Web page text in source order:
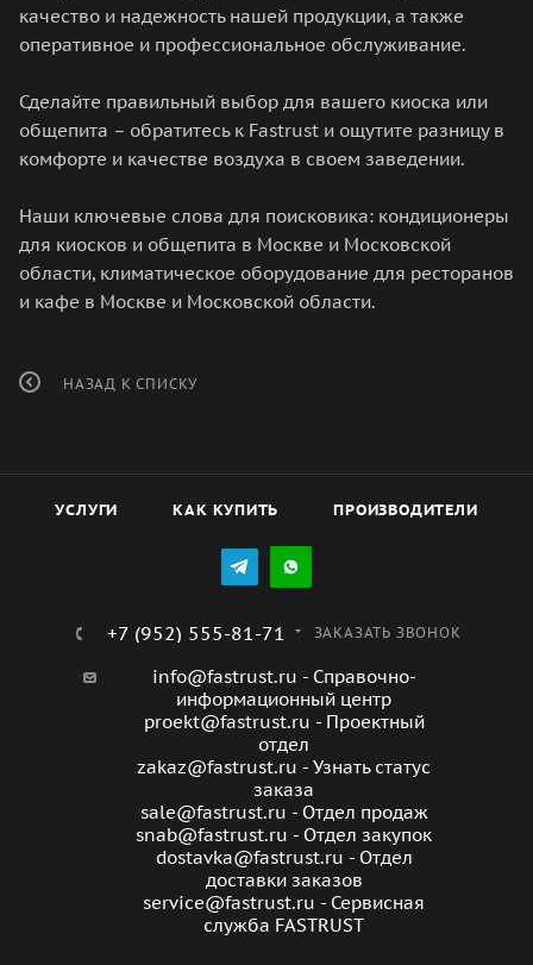
качество и надежность нашей продукции, а также
оперативное и профессиональное обслуживание.
Сделайте правильный выбор для вашего киоска или
общепита – обратитесь к Fastrust и ощутите разницу в
комфорте и качестве воздуха в своем заведении.
Наши ключевые слова для поисковика: кондиционеры
для киосков и общепита в Москве и Московской
области, климатическое оборудование для ресторанов
и кафе в Москве и Московской области.
НАЗАД К СПИСКУ
УСЛУГИ КАК КУПИТЬ ПРОИЗВОДИТЕЛИ
+7 (952) 555-81-71 ЗАКАЗАТЬ ЗВОНОК
info@fastrust.ru - Справочно-
информационный центр
proekt@fastrust.ru - Проектный
отдел
zakaz@fastrust.ru - Узнать статус
заказа
sale@fastrust.ru - Отдел продаж
snab@fastrust.ru - Отдел закупок
dostavka@fastrust.ru - Отдел
доставки заказов
service@fastrust.ru - Сервисная
служба FASTRUST